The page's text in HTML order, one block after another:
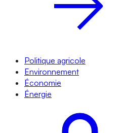
Politique agricole
Environnement
Économie
Énergie